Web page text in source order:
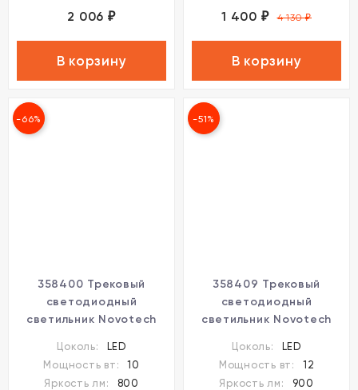
2 006 ₽
В корзину
1 400 ₽ 4 130₽
В корзину
-66%
358400 Трековый
светодиодный
светильник Novotech
800Лм 60° 10W
Цоколь:
LED
Мощность вт:
10
Яркость лм:
800
-51%
358409 Трековый
светодиодный
светильник Novotech
900Лм 120° 12W
Цоколь:
LED
Мощность вт:
12
Яркость лм:
900